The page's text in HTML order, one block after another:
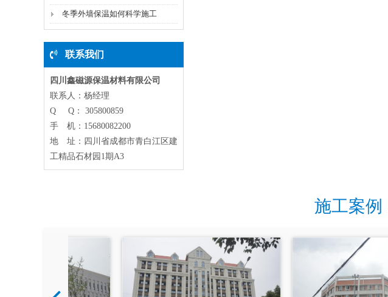
冬季外墙保温如何科学施工
联系我们
四川鑫磁源保温材料有限公司
联系人：杨经理
Q Q： 305800859
手 机：15680082200
地 址：四川省成都市青白江区建
工精品石材园1期A3
施工案例